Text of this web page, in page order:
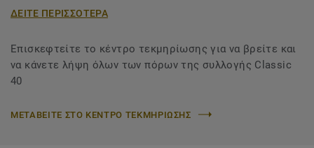
ΔΕΙΤΕ ΠΕΡΙΣΣΟΤΕΡΑ
Επισκεφτείτε το κέντρο τεκμηρίωσης για να βρείτε και
να κάνετε λήψη όλων των πόρων της συλλογής Classic
40
ΜΕΤΑΒΕΙΤΕ ΣΤΟ ΚΕΝΤΡΟ ΤΕΚΜΗΡΙΩΣΗΣ